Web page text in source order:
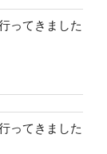
ってきました
ってきました